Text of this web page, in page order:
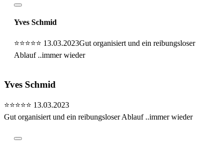
Yves Schmid
⭐⭐⭐⭐⭐ 13.03.2023Gut organisiert und ein reibungsloser
Ablauf ..immer wieder
Yves Schmid
⭐⭐⭐⭐⭐ 13.03.2023
Gut organisiert und ein reibungsloser Ablauf ..immer wieder